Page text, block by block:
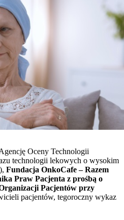
Oceny Technologii
technologii lekowych o wysokim
Fundacja OnkoCafe – Razem
Praw Pacjenta z prośbą o
Pacjentów przy
pacjentów, tegoroczny wykaz